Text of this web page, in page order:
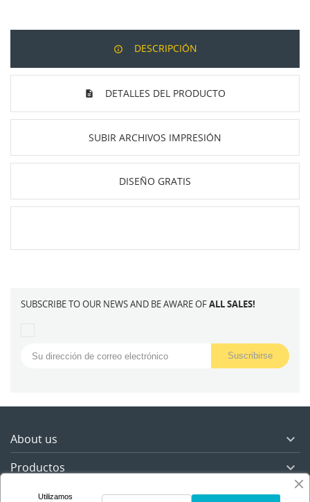
DESCRIPCIÓN
DETALLES DEL PRODUCTO
SUBIR ARCHIVOS IMPRESIÓN
DISEÑO GRATIS
SUBSCRIBE TO OUR NEWS AND BE AWARE OFALL SALES!
About us 
Productos 
Nuestra empresa
Utilizamos